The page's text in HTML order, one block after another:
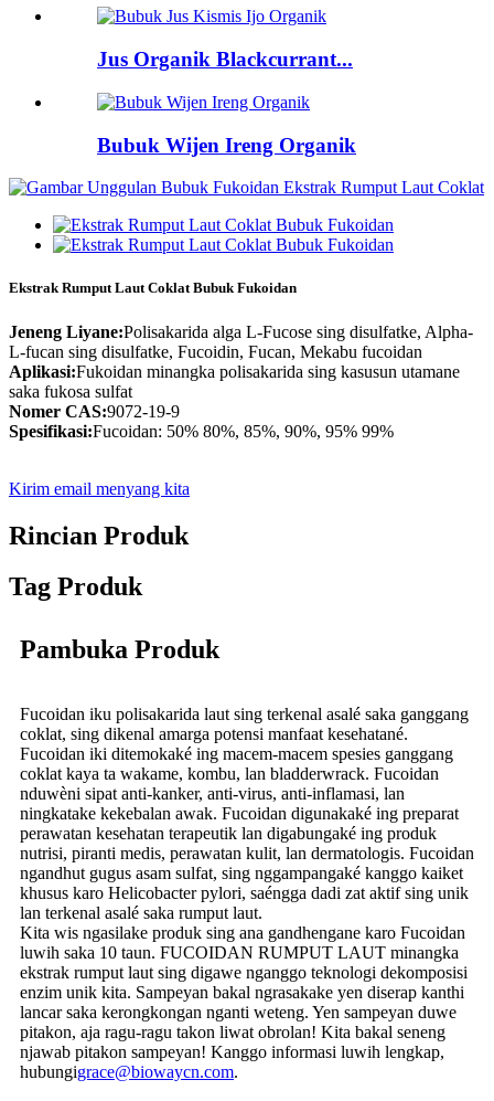
Jus Organik Blackcurrant...
Bubuk Wijen Ireng Organik
Ekstrak Rumput Laut Coklat Bubuk Fukoidan
Jeneng Liyane:Polisakarida alga L-Fucose sing disulfatke, Alpha-
L-fucan sing disulfatke, Fucoidin, Fucan, Mekabu fucoidan
Aplikasi:Fukoidan minangka polisakarida sing kasusun utamane
saka fukosa sulfat
Nomer CAS:9072-19-9
Spesifikasi:Fucoidan: 50% 80%, 85%, 90%, 95% 99%
Kirim email menyang kita
Rincian Produk
Tag Produk
Pambuka Produk
Fucoidan iku polisakarida laut sing terkenal asalé saka ganggang
coklat, sing dikenal amarga potensi manfaat kesehatané.
Fucoidan iki ditemokaké ing macem-macem spesies ganggang
coklat kaya ta wakame, kombu, lan bladderwrack. Fucoidan
nduwèni sipat anti-kanker, anti-virus, anti-inflamasi, lan
ningkatake kekebalan awak. Fucoidan digunakaké ing preparat
perawatan kesehatan terapeutik lan digabungaké ing produk
nutrisi, piranti medis, perawatan kulit, lan dermatologis. Fucoidan
ngandhut gugus asam sulfat, sing nggampangaké kanggo kaiket
khusus karo Helicobacter pylori, saéngga dadi zat aktif sing unik
lan terkenal asalé saka rumput laut.
Kita wis ngasilake produk sing ana gandhengane karo Fucoidan
luwih saka 10 taun. FUCOIDAN RUMPUT LAUT minangka
ekstrak rumput laut sing digawe nganggo teknologi dekomposisi
enzim unik kita. Sampeyan bakal ngrasakake yen diserap kanthi
lancar saka kerongkongan nganti weteng. Yen sampeyan duwe
pitakon, aja ragu-ragu takon liwat obrolan! Kita bakal seneng
njawab pitakon sampeyan! Kanggo informasi luwih lengkap,
hubungigrace@biowaycn.com.